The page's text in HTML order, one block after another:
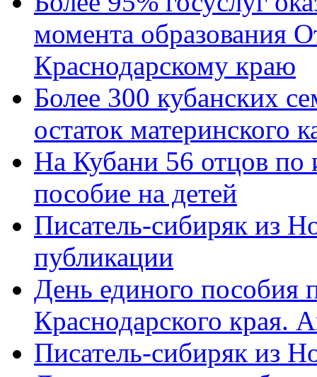
момента образования
Краснодарскому краю
Более 300 кубанских
остаток материнского
На Кубани 56 отцов по
пособие на детей
Писатель-сибиряк из
публикации
День единого пособия
Краснодарского края.
Писатель-сибиряк из